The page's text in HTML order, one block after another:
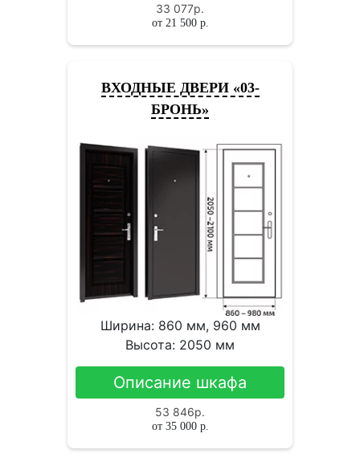
33 077р.
от 21 500р.
ВХОДНЫЕ ДВЕРИ «03-
БРОНЬ»
Ширина: 860 мм, 960 мм
Высота: 2050 мм
Описание шкафа
53 846р.
от 35 000р.